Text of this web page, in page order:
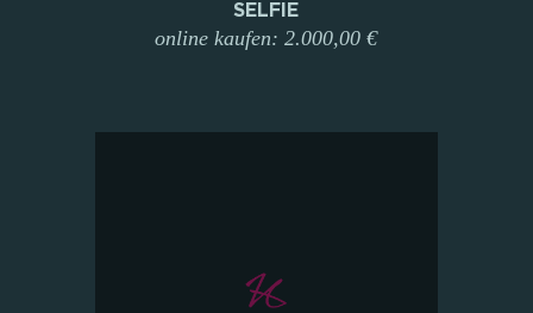
SELFIE
online kaufen: 2.000,00 €